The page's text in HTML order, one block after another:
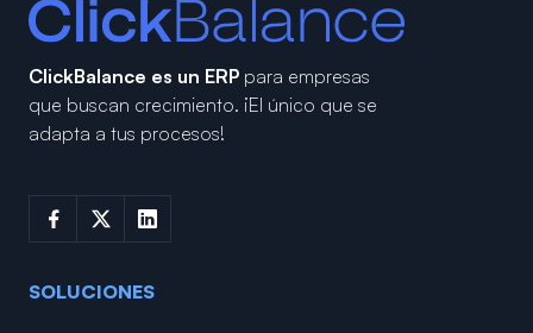
ClickBalance es un ERP para empresas
que buscan crecimiento. ¡El único que se
adapta a tus procesos!
SOLUCIONES